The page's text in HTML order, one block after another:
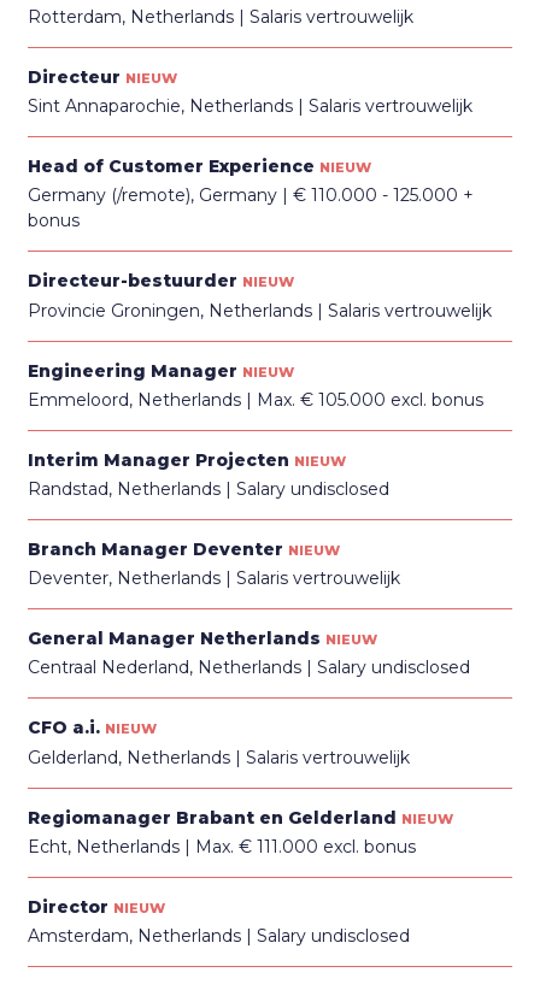
Rotterdam, Netherlands Salaris vertrouwelijk
Directeur NIEUW
Sint Annaparochie, Netherlands Salaris vertrouwelijk
Head of Customer Experience NIEUW
Germany (/remote), Germany
€ 110.000 - 125.000 +
bonus
Directeur-bestuurder NIEUW
Provincie Groningen, Netherlands Salaris vertrouwelijk
Engineering Manager NIEUW
Emmeloord, Netherlands Max. € 105.000 excl. bonus
Interim Manager Projecten NIEUW
Randstad, Netherlands Salary undisclosed
Branch Manager Deventer NIEUW
Deventer, Netherlands Salaris vertrouwelijk
General Manager Netherlands NIEUW
Centraal Nederland, Netherlands Salary undisclosed
CFO a.i. NIEUW
Gelderland, Netherlands Salaris vertrouwelijk
Regiomanager Brabant en Gelderland NIEUW
Echt, Netherlands Max. € 111.000 excl. bonus
Director NIEUW
Amsterdam, Netherlands Salary undisclosed